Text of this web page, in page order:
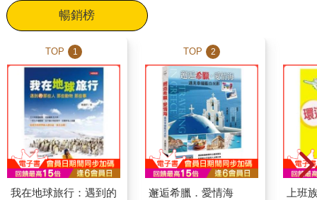
暢銷榜
TOP 1
我在地球旅行：遇到的
TOP 2
邂逅希臘．愛情海
上班